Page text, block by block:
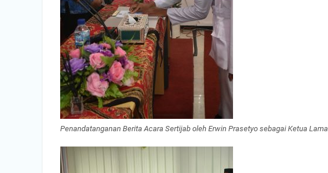
Penandatanganan Berita Acara Sertijab oleh Erwin Prasetyo sebagai Ketua Lama